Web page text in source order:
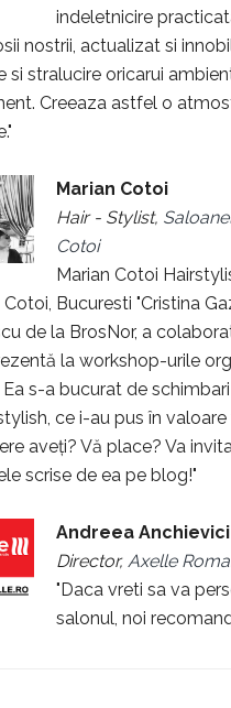
indeletnicire
nostrii, actualizat si
si stralucire oricarui
Creeaza astfel o
Marian Cotoi
Hair - Stylist,
Cotoi
Marian Cotoi
Cotoi, Bucuresti "Cristina
de la BrosNor, a
la workshop-urile
Ea s-a bucurat de
ce i-au pus în
aveți? Vă place? Va
scrise de ea pe blog!"
Andreea Anchievici
Director, Axelle
"Daca vreti sa va
salonul, noi